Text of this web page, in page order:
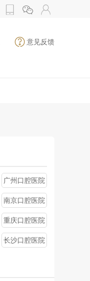
意见反馈
广州口腔医院
南京口腔医院
重庆口腔医院
长沙口腔医院